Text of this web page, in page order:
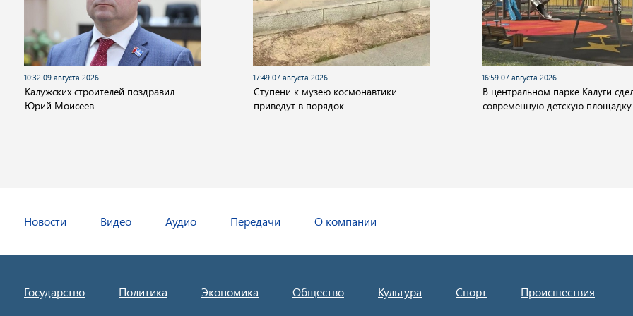
10:32 09 августа 2026
Калужских строителей поздравил
Юрий Моисеев
17:49 07 августа 2026
Cтупени к музею космонавтики
приведут в порядок
16:59 07 августа 2026
В центральном парке Калуги
современную детскую площадку
Новости Видео Аудио Передачи О компании
Государство Политика Экономика Общество Культура Спорт Происшествия